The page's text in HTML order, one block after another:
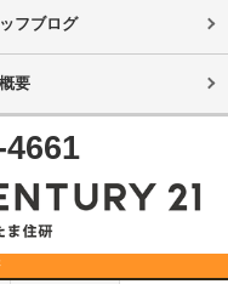
フブログ
要